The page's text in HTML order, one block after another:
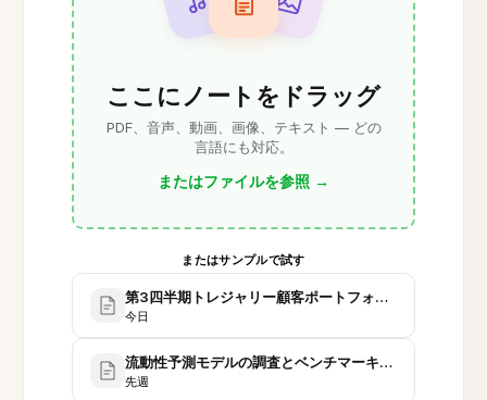
ここにノートをドラッグ
PDF、音声、動画、画像、テキスト — どの
言語にも対応。
またはファイルを参照 →
またはサンプルで試す
第3四半期トレジャリー顧客ポートフォリオレビュー -
今日
流動性予測モデルの調査とベンチマーキング
先週